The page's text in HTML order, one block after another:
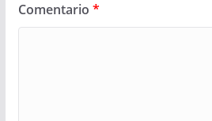
Comentario *